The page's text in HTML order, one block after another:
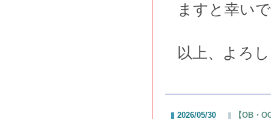
ますと幸い
以上、よろ
2026/05/30 【OB・